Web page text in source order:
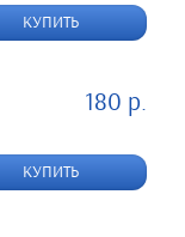
КУПИТЬ
180 р.
КУПИТЬ